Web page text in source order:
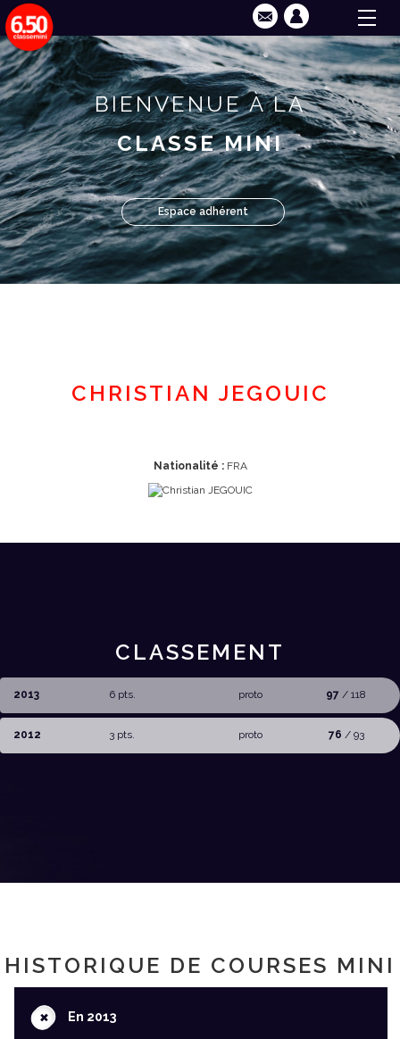
BIENVENUE À LA
CLASSE MINI
Espace adhérent
CHRISTIAN JEGOUIC
Nationalité :FRA
CLASSEMENT
2013 6 pts. proto 97 / 118
2012 3 pts. proto 76 / 93
HISTORIQUE DE COURSES MINI
+En 2013